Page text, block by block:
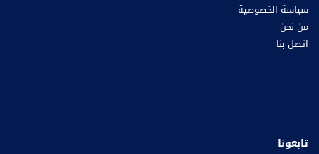
سياسة الخصوصية
من نحن
اتصل بنا
تابعونا